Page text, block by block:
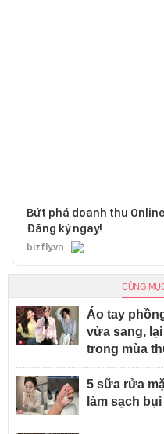
Bứt phá doanh thu
Đăng ký ngay!
bizfly.vn
CÙNG
Áo tay
vừa sang,
trong mùa
5 sữa rửa
làm sạch